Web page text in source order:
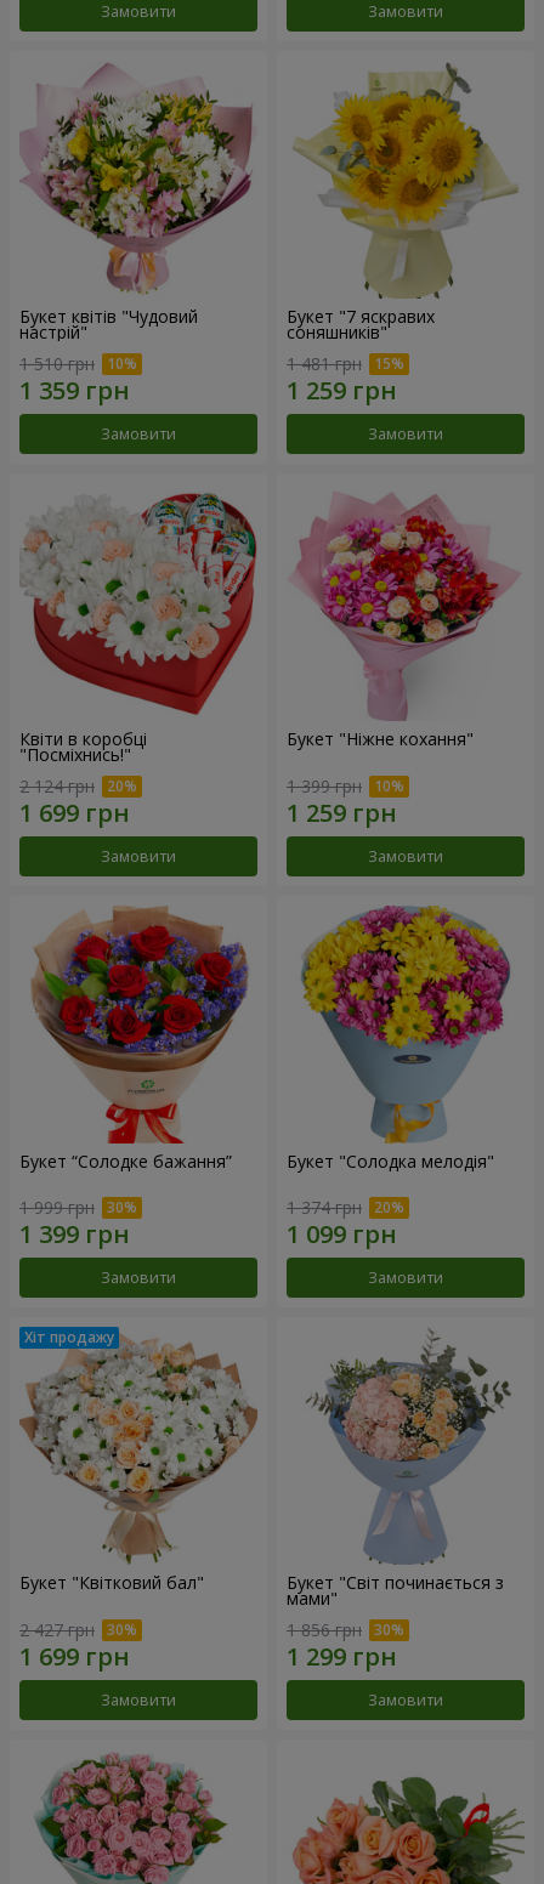
Замовити Замовити
Букет квітів "Чудовий
настрій"
1 510 грн
Замовити
Букет "7 яскравих
соняшників"
1 481 грн
Замовити
Квіти в коробці
"Посміхнись!"
2 124 грн
Замовити
Букет "Ніжне кохання"
1 399 грн
Замовити
Букет “Солодке бажання”
1 999 грн
Замовити
Букет "Солодка мелодія"
1 374 грн
Замовити
Букет "Квітковий бал"
2 427 грн
Замовити
Букет "Світ починається з
мами"
1 856 грн
Замовити